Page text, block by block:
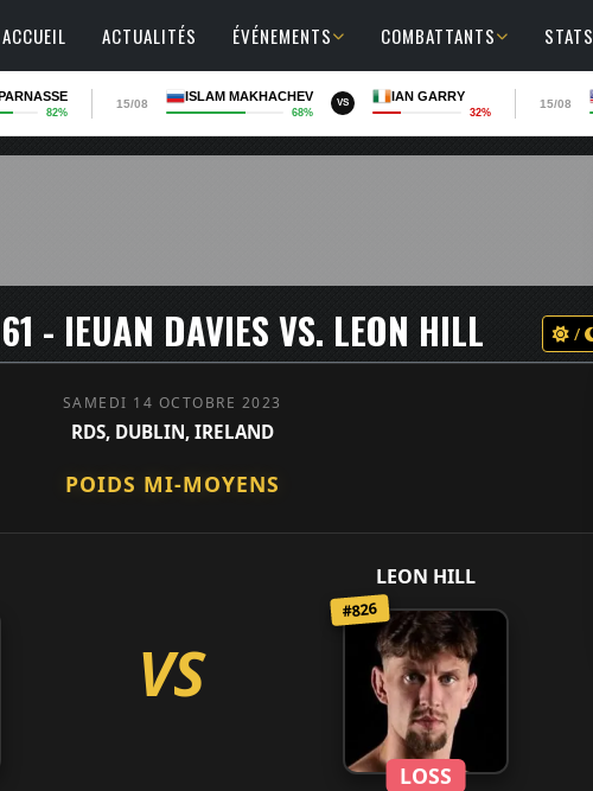
ACCUEIL ACTUALITÉS ÉVÉNEMENTS COMBATTANTS STATS
82%
15/08
ISLAM MAKHACHEV
68%
VS IAN GARRY
32%
15/08
- IEUAN DAVIES VS. LEON HILL /
SAMEDI 14 OCTOBRE 2023
RDS, DUBLIN, IRELAND
POIDS MI-MOYENS
VS
LEON HILL
#826
LOSS